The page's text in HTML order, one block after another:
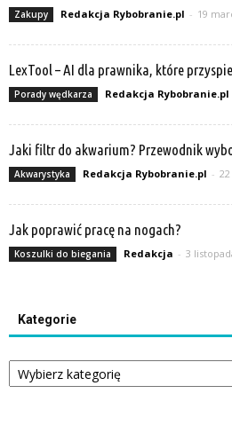
Zakupy Redakcja Rybobranie.pl - 19
LexTool – AI dla prawnika, które
Porady wędkarza Redakcja Rybobranie.pl
Jaki filtr do akwarium? Przewodnik
Akwarystyka Redakcja Rybobranie.pl -
Jak poprawić pracę na nogach?
Koszulki do biegania Redakcja - 3
Kategorie
Kategorie